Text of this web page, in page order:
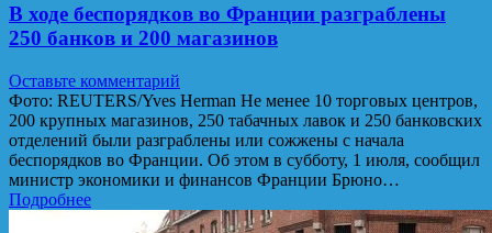
В ходе беспорядков во Франции разграблены
250 банков и 200 магазинов
Оставьте комментарий
Фото: REUTERS/Yves Herman Не менее 10 торговых центров,
200 крупных магазинов, 250 табачных лавок и 250 банковских
отделений были разграблены или сожжены с начала
беспорядков во Франции. Об этом в субботу, 1 июля, сообщил
министр экономики и финансов Франции Брюно…
Подробнее